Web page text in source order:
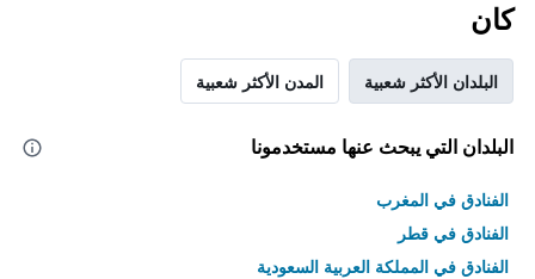
كان
البلدان الأكثر شعبية المدن الأكثر شعبية
البلدان التي يبحث عنها مستخدمونا
الفنادق في المغرب
الفنادق في قطر
الفنادق في المملكة العربية السعودية